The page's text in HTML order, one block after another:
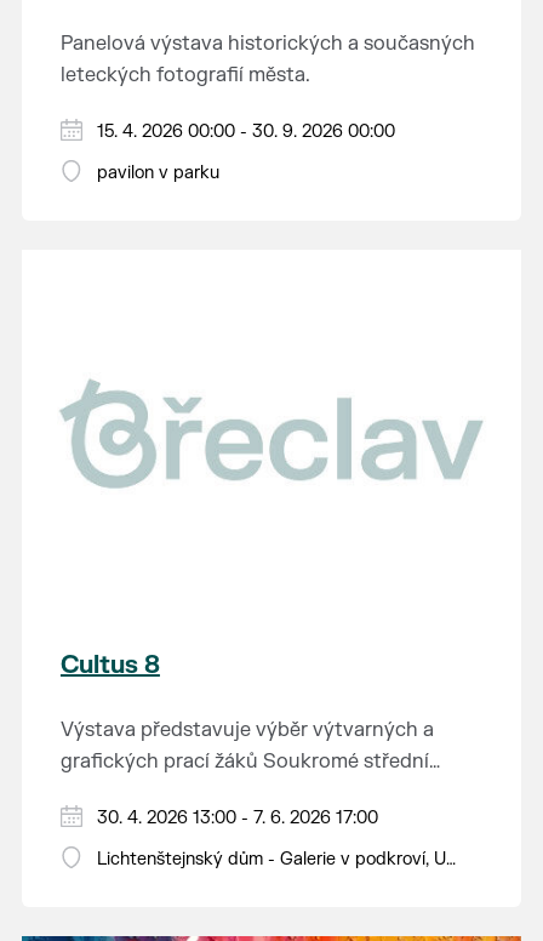
Panelová výstava historických a současných
leteckých fotografií města.
15. 4. 2026 00:00 - 30. 9. 2026 00:00
pavilon v parku
Cultus 8
Výstava představuje výběr výtvarných a
grafických prací žáků Soukromé střední
30. 4. 2026 13:00 - 7. 6. 2026 17:00
Lichtenštejnský dům - Galerie v podkroví, U